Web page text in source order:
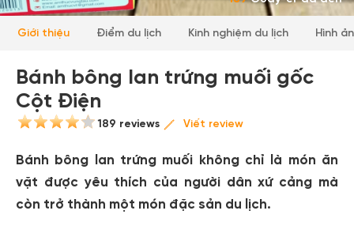
Giới thiệu Điểm du lịch Kinh nghiệm du lịch Hình
Bánh bông lan trứng muối gốc
Cột Điện
189 reviews Viết review
Bánh bông lan trứng muối không chỉ là món ăn
vặt được yêu thích của người dân xứ cảng mà
còn trở thành một món đặc sản du lịch.